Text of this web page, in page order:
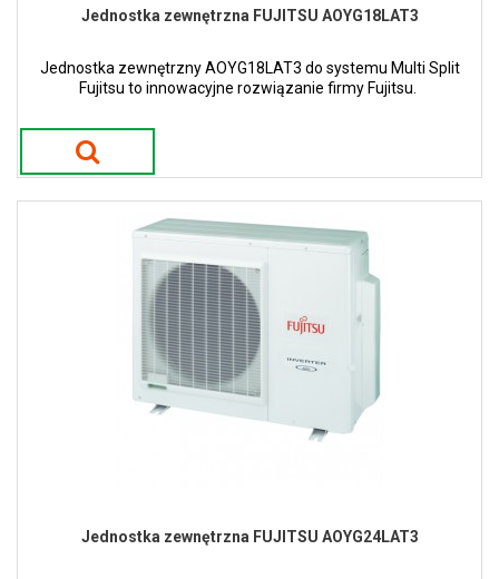
Jednostka zewnętrzna FUJITSU AOYG18LAT3
Jednostka zewnętrzny AOYG18LAT3 do systemu Multi Split
Fujitsu to innowacyjne rozwiązanie firmy Fujitsu.
Jednostka zewnętrzna FUJITSU AOYG24LAT3